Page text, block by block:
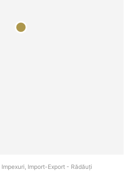
Import-Export - Rădăuţi